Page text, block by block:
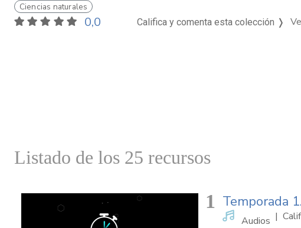
Ciencias naturales
0,0 Califica y comenta esta colección ❭
Listado de los 25 recursos
1 Temporada
Audios |